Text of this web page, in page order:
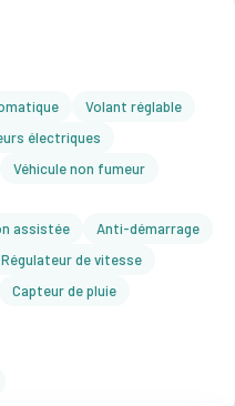
Volant réglable
électriques
Véhicule non fumeur
assistée
Anti-démarrage
Régulateur de vitesse
Capteur de pluie